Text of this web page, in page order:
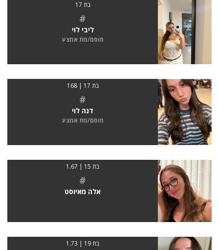
בת 17
#
ליבי לוי
חוסם/מת אמצע
בת 17 | 168
#
דנה לוי
חוסם/מת אמצע
בת 15 | 1.67
#
אלה מאיוסט
בת 19 | 1.73